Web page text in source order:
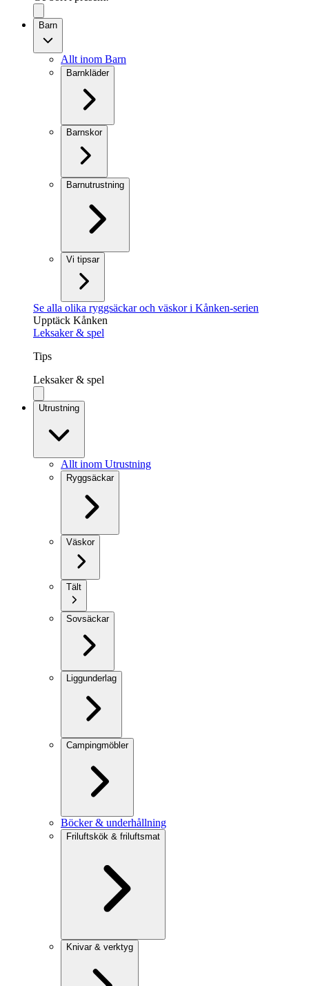
Barn
Allt inom Barn
Barnkläder
Barnskor
Barnutrustning
Vi tipsar
Se alla olika ryggsäckar och väskor i Kånken-serien
Upptäck Kånken
Leksaker & spel
Tips
Leksaker & spel
Utrustning
Allt inom Utrustning
Ryggsäckar
Väskor
Tält
Sovsäckar
Liggunderlag
Campingmöbler
Böcker & underhållning
Friluftskök & friluftsmat
Knivar & verktyg